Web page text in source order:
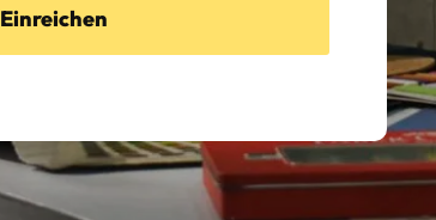
Einreichen